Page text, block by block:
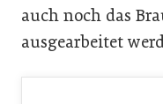
auch noch das
ausgearbeitet